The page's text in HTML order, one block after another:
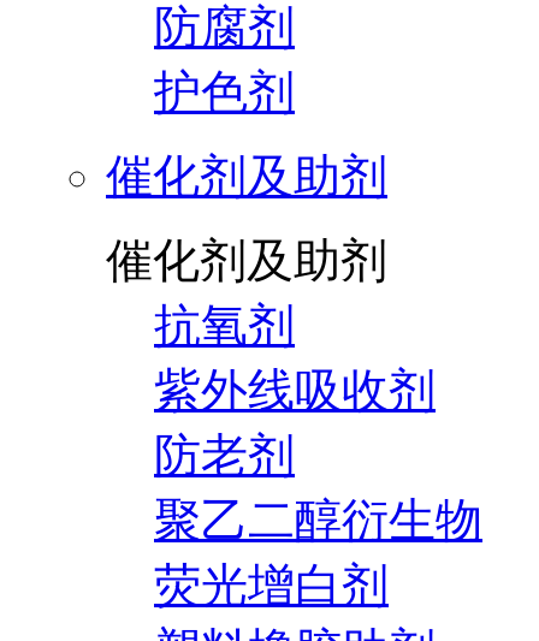
防腐剂
护色剂
催化剂及助剂
催化剂及助剂
抗氧剂
紫外线吸收剂
防老剂
聚乙二醇衍生物
荧光增白剂